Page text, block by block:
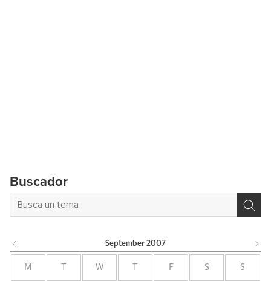
Buscador
September 2007
M W F S S